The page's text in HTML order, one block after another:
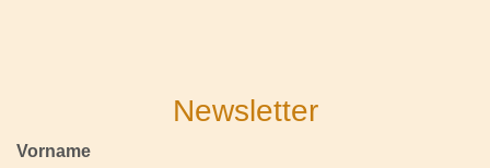
Newsletter
Vorname